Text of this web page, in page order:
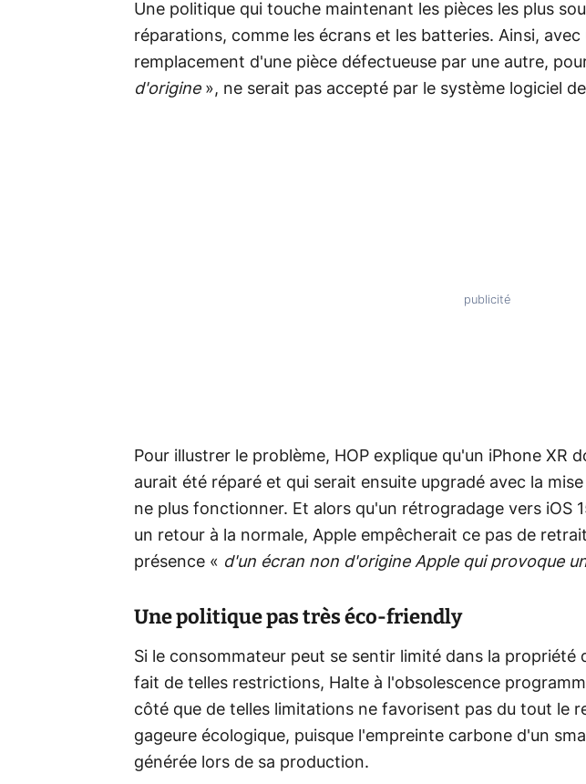
Une politique qui touche maintenant les pièces les plus
réparations, comme les écrans et les batteries. Ainsi,
remplacement d'une pièce défectueuse par une autre,
d'origine», ne serait pas accepté par le système logiciel
Pour illustrer le problème, HOP explique qu'un iPhone XR
aurait été réparé et qui serait ensuite upgradé avec la
ne plus fonctionner. Et alors qu'un rétrogradage vers iOS
un retour à la normale, Apple empêcherait ce pas de
présence « d'un écran non d'origine Apple qui provoque
Une politique pas très éco-friendly
Si le consommateur peut se sentir limité dans la propriété
fait de telles restrictions, Halte à l'obsolescence
côté que de telles limitations ne favorisent pas du tout le
gageure écologique, puisque l'empreinte carbone d'un
générée lors de sa production.